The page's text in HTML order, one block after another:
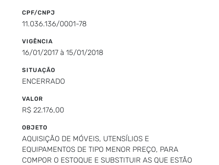
CPF/CNPJ
11.036.136/0001-78
VIGÊNCIA
16/01/2017 à 15/01/2018
SITUAÇÃO
ENCERRADO
VALOR
R$ 22.176,00
OBJETO
AQUISIÇÃO DE MÓVEIS, UTENSÍLIOS E
EQUIPAMENTOS DE TIPO MENOR PREÇO, PARA
COMPOR O ESTOQUE E SUBSTITUIR AS QUE ESTÃO